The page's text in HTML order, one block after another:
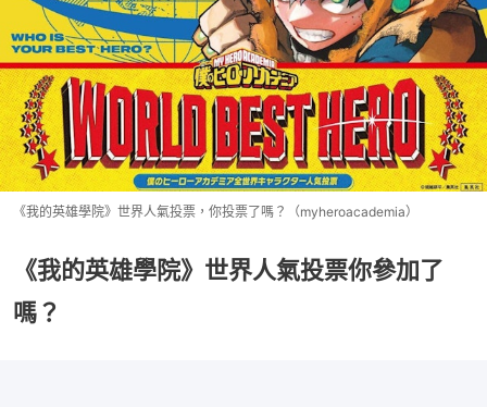
《我的英雄學院》世界人氣投票，你投票了嗎？（myheroacademia）
《我的英雄學院》世界人氣投票你參加了
嗎？